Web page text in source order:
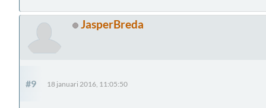
JasperBreda
#9 18 januari 2016, 11:05:50